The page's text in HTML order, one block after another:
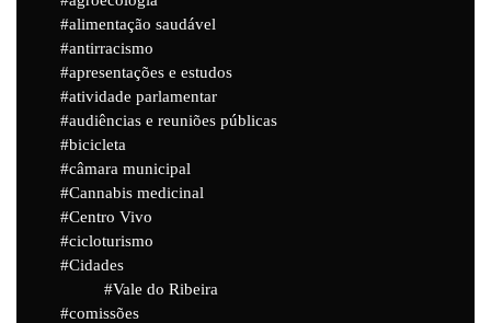
alimentação saudável
antirracismo
apresentações e estudos
atividade parlamentar
audiências e reuniões públicas
bicicleta
câmara municipal
Cannabis medicinal
Centro Vivo
cicloturismo
Cidades
Vale do Ribeira
comissões